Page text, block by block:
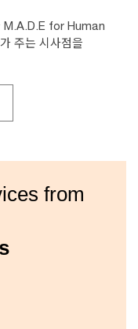
M.A.D.E for Human
주는 시사점을
from